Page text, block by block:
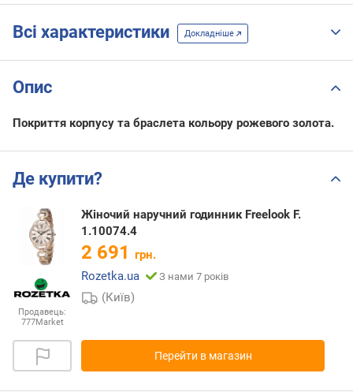
Всі характеристики Докладніше
Опис
Покриття корпусу та браслета кольору рожевого золота.
Де купити?
Продавець:
777Market
Жіночий наручний годинник Freelook F.
1.10074.4
2 691 грн.
Rozetka.ua
З нами 7 років
(Київ)
Перейти в магазин